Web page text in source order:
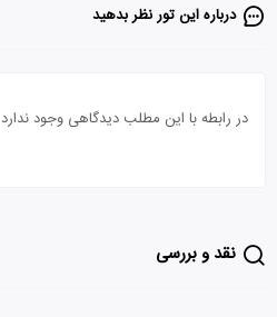
درباره این تور‌ نظر بدهید
در رابطه با این مطلب دیدگاهی وجود ندارد
نقد و بررسی